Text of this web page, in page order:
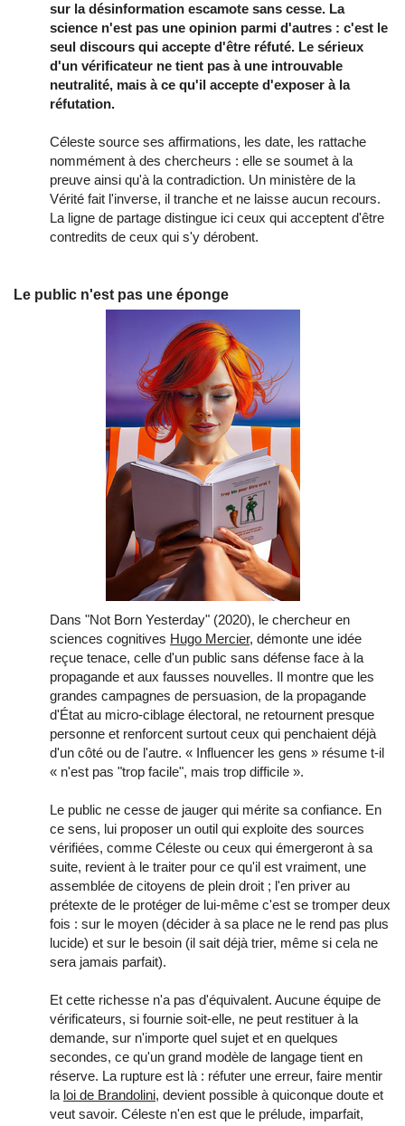
sur la désinformation escamote sans cesse. La
science n'est pas une opinion parmi d'autres : c'est le
seul discours qui accepte d'être réfuté. Le sérieux
d'un vérificateur ne tient pas à une introuvable
neutralité, mais à ce qu'il accepte d'exposer à la
réfutation.
Céleste source ses affirmations, les date, les rattache
nommément à des chercheurs : elle se soumet à la
preuve ainsi qu'à la contradiction. Un ministère de la
Vérité fait l'inverse, il tranche et ne laisse aucun recours.
La ligne de partage distingue ici ceux qui acceptent d'être
contredits de ceux qui s'y dérobent.
Le public n'est pas une éponge
Dans "Not Born Yesterday" (2020), le chercheur en
sciences cognitives Hugo Mercier, démonte une idée
reçue tenace, celle d'un public sans défense face à la
propagande et aux fausses nouvelles. Il montre que les
grandes campagnes de persuasion, de la propagande
d'État au micro-ciblage électoral, ne retournent presque
personne et renforcent surtout ceux qui penchaient déjà
d'un côté ou de l'autre. « Influencer les gens » résume t-il
« n'est pas "trop facile", mais trop difficile ».
Le public ne cesse de jauger qui mérite sa confiance. En
ce sens, lui proposer un outil qui exploite des sources
vérifiées, comme Céleste ou ceux qui émergeront à sa
suite, revient à le traiter pour ce qu'il est vraiment, une
assemblée de citoyens de plein droit ; l'en priver au
prétexte de le protéger de lui-même c'est se tromper deux
fois : sur le moyen (décider à sa place ne le rend pas plus
lucide) et sur le besoin (il sait déjà trier, même si cela ne
sera jamais parfait).
Et cette richesse n'a pas d'équivalent. Aucune équipe de
vérificateurs, si fournie soit-elle, ne peut restituer à la
demande, sur n'importe quel sujet et en quelques
secondes, ce qu'un grand modèle de langage tient en
réserve. La rupture est là : réfuter une erreur, faire mentir
la loi de Brandolini, devient possible à quiconque doute et
veut savoir. Céleste n'en est que le prélude, imparfait,